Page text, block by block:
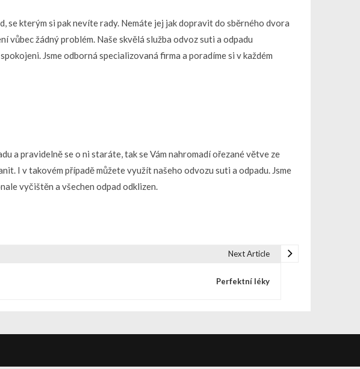
se kterým si pak nevíte rady. Nemáte jej jak dopravit do sběrného dvora
vůbec žádný problém. Naše skvělá služba odvoz suti a odpadu
Jsme odborná specializovaná firma a poradíme si v každém
a pravidelně se o ni staráte, tak se Vám nahromadí ořezané větve ze
I v takovém případě můžete využít našeho odvozu suti a odpadu. Jsme
vyčištěn a všechen odpad odklizen.
Next Article
Perfektní léky